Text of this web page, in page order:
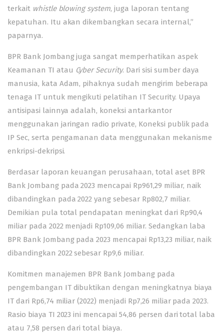
terkait whistle blowing system, juga laporan tentang
kepatuhan. Itu akan dikembangkan secara internal,”
paparnya.
BPR Bank Jombang juga sangat memperhatikan aspek
Keamanan TI atau Cyber Security. Dari sisi sumber daya
manusia, kata Adam, pihaknya sudah mengirim beberapa
tenaga IT untuk mengikuti pelatihan IT Security. Upaya
antisipasi lainnya adalah, koneksi antarkantor
menggunakan jaringan radio private, Koneksi publik pada
IP Sec, serta pengamanan data menggunakan mekanisme
enkripsi-dekripsi.
Berdasar laporan keuangan perusahaan, total aset BPR
Bank Jombang pada 2023 mencapai Rp961,29 miliar, naik
dibandingkan pada 2022 yang sebesar Rp802,7 miliar.
Demikian pula total pendapatan meningkat dari Rp90,4
miliar pada 2022 menjadi Rp109,06 miliar. Sedangkan laba
BPR Bank Jombang pada 2023 mencapai Rp13,23 miliar, naik
dibandingkan 2022 sebesar Rp9,6 miliar.
Komitmen manajemen BPR Bank Jombang pada
pengembangan IT dibuktikan dengan meningkatnya biaya
IT dari Rp6,74 miliar (2022) menjadi Rp7,26 miliar pada 2023.
Rasio biaya TI 2023 ini mencapai 54,86 persen dari total laba
atau 7,58 persen dari total biaya.